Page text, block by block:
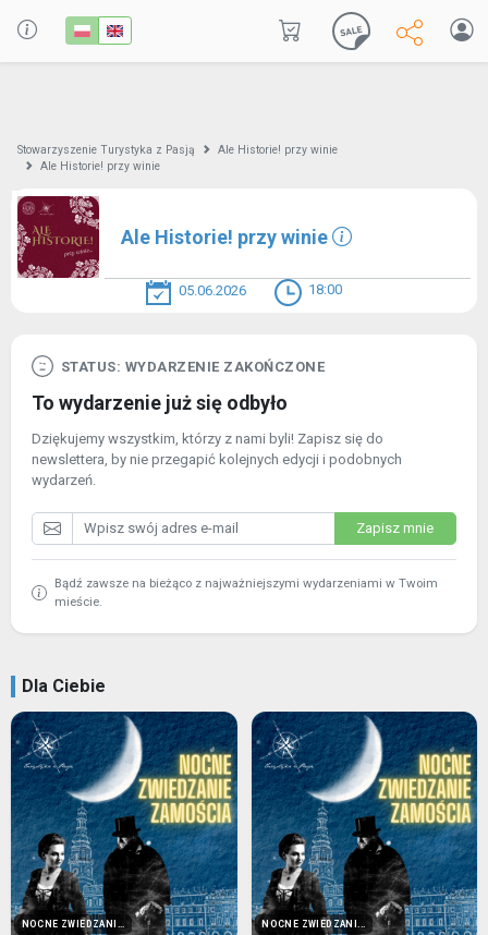
Stowarzyszenie Turystyka z Pasją
Ale Historie! przy winie
Ale Historie! przy winie
Ale Historie! przy winie
05.06.2026 18:00
STATUS: WYDARZENIE ZAKOŃCZONE
To wydarzenie już się odbyło
Dziękujemy wszystkim, którzy z nami byli! Zapisz się do
newslettera, by nie przegapić kolejnych edycji i podobnych
wydarzeń.
Zapisz mnie
Bądź zawsze na bieżąco z najważniejszymi wydarzeniami w Twoim
mieście.
Dla Ciebie
NOCNE ZWIEDZANI... NOCNE ZWIEDZANI...